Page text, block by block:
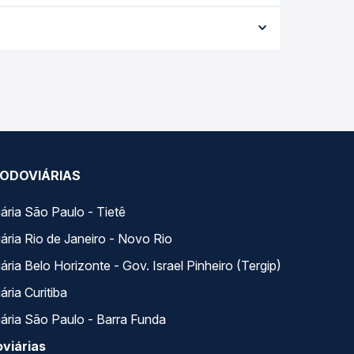
oferta para o seu roteiro.
São Paulo - Tietê
Rio de Janeiro - Novo Rio
Belo Horizonte - Gov. Israel Pinheiro (Tergip)
Curitiba
São Paulo - Barra Funda